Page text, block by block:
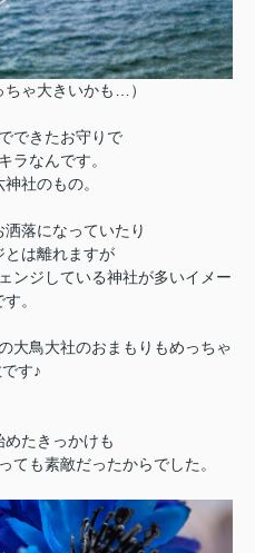
ちゃ大きいかも…）
できたお守りで
ラなんです。
社のもの。
落になっていたり
とは離れますが
ンジしている神社が多いイメー
。
大鳥大社のおまもりもめっちゃ
す♪
たきっかけも
ても素敵だったからでした。